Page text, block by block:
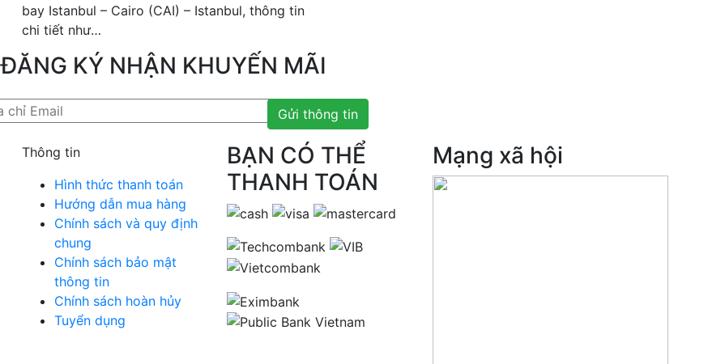
bay Istanbul – Cairo (CAI) – Istanbul, thông tin
chi tiết như…
ĐĂNG KÝ NHẬN KHUYẾN MÃI
Gửi thông tin
Thông tin
Hình thức thanh toán
Hướng dẫn mua hàng
Chính sách và quy định
chung
Chính sách bảo mật
thông tin
Chính sách hoàn hủy
Tuyển dụng
BẠN CÓ THỂ
THANH TOÁN
Mạng xã hội